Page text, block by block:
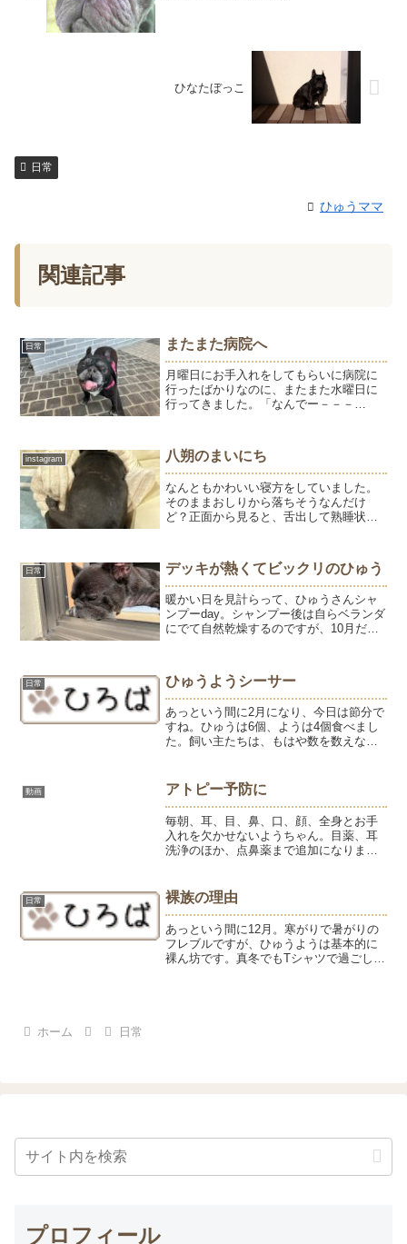
ひなたぼっこ
日常
ひゅうママ
関連記事
日常 またまた病院へ
月曜日にお手入れをしてもらいに病院に
行ったばかりなのに、またまた水曜日に
行ってきました。「なんでー－－－
た。2か月間飲み続けていた漢方薬が切れ
てから、鼻水とくしゃみの回数...
instagram 八朔のまいにち
なんともかわいい寝方をしていました。
そのままおしりから落ちそうなんだけ
ど？正面から見ると、舌出して熟睡状態
です。この投稿をInstagramで見る内藤石
けん教室／内藤パ...
日常 デッキが熱くてビックリのひゅう
暖かい日を見計らって、ひゅうさんシャ
ンプーday。シャンプー後は自らベランダ
にでて自然乾燥するのですが、10月だと
化」リアルに感じます。とはいえ、夕方
になれば秋らしくお...
日常 ひゅうようシーサー
あっという間に2月になり、今日は節分で
すね。ひゅうは6個、ようは4個食べまし
た。飼い主たちは、もはや数を数えなが
てます。ようシーサー。モデルのようち
ゃん。み、耳が大きす...
動画 アトピー予防に
毎朝、耳、目、鼻、口、顔、全身とお手
入れを欠かせないようちゃん。目薬、耳
洗浄のほか、点鼻薬まで追加になりまし
して黒い毛に生え変わっているところ。
セリシン化粧水を毎朝スプ...
日常 裸族の理由
あっという間に12月。寒がりで暑がりの
フレブルですが、ひゅうようは基本的に
裸ん坊です。真冬でもTシャツで過ごして
ホーム
日常
プロフィール